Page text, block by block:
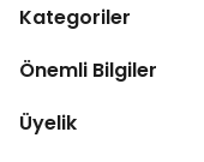
Kategoriler
Önemli Bilgiler
Üyelik